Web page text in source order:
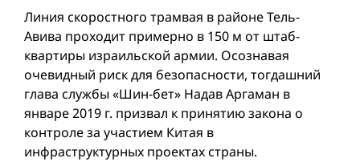
Линия cкоростногo трамвая в районе Тель-
Авива проходит примерно в 150 м от штаб-
квартиры израильской армии. Осознавая
очевидный риск для безопасности, тогдашний
глава службы «Шин-бет» Надав Аргаман в
январе 2019 г. призвал к принятию закона о
контроле за участием Китая в
инфраструктурных проектах страны.